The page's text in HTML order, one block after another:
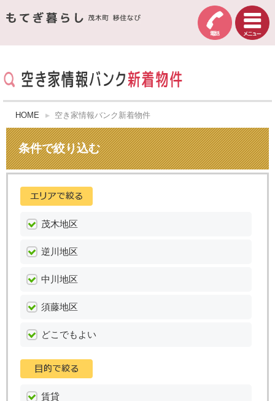
HOME 空き家情報バンク新着物件
条件で絞り込む
茂木地区
逆川地区
中川地区
須藤地区
どこでもよい
賃貸